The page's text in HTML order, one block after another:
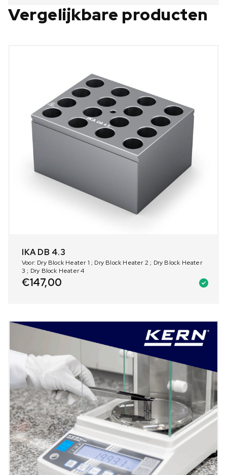
Vergelijkbare producten
IKA DB 4.3
Voor: Dry Block Heater 1 ; Dry Block Heater 2 ; Dry Block Heater
3 ; Dry Block Heater 4
€147,00